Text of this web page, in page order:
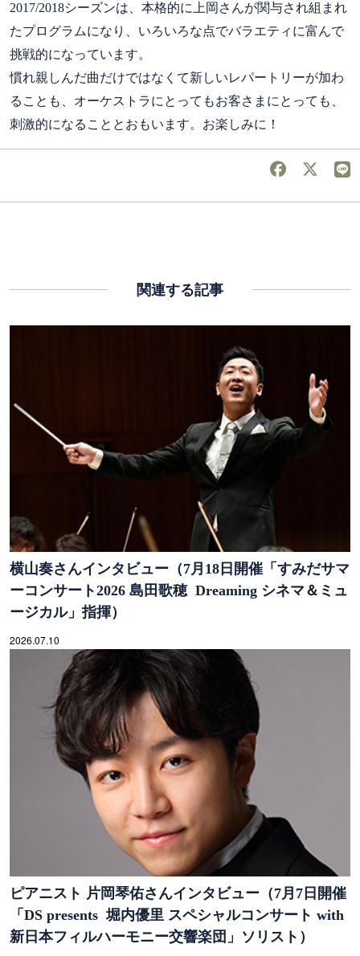
2017/2018シーズンは、本格的に上岡さんが関与され組まれ
たプログラムになり、いろいろな点でバラエティに富んで
挑戦的になっています。
慣れ親しんだ曲だけではなくて新しいレパートリーが加わ
ることも、オーケストラにとってもお客さまにとっても、
刺激的になることとおもいます。お楽しみに！
関連する記事
横山奏さんインタビュー（7月18日開催「すみだサマ
ーコンサート2026 島田歌穂 Dreaming シネマ＆ミュ
ージカル」指揮）
2026.07.10
ピアニスト 片岡琴佑さんインタビュー（7月7日開催
「DS presents 堀内優里 スペシャルコンサート with
新日本フィルハーモニー交響楽団」ソリスト）